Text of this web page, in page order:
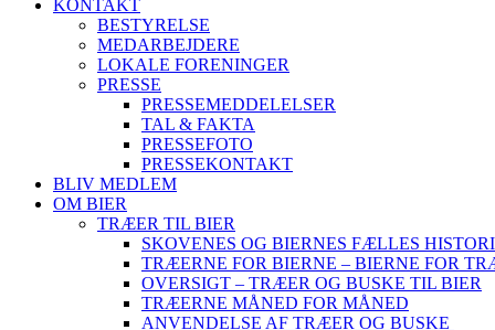
KONTAKT
BESTYRELSE
MEDARBEJDERE
LOKALE FORENINGER
PRESSE
PRESSEMEDDELELSER
TAL & FAKTA
PRESSEFOTO
PRESSEKONTAKT
BLIV MEDLEM
OM BIER
TRÆER TIL BIER
SKOVENES OG BIERNES FÆLLES
TRÆERNE FOR BIERNE – BIERNE FOR
OVERSIGT – TRÆER OG BUSKE TIL BIER
TRÆERNE MÅNED FOR MÅNED
ANVENDELSE AF TRÆER OG BUSKE